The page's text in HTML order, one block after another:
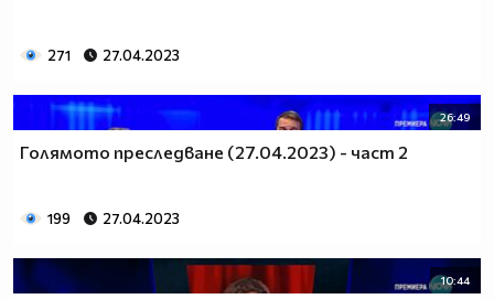
271 27.04.2023
26:49
Голямото преследване (27.04.2023) - част 2
199 27.04.2023
10:44